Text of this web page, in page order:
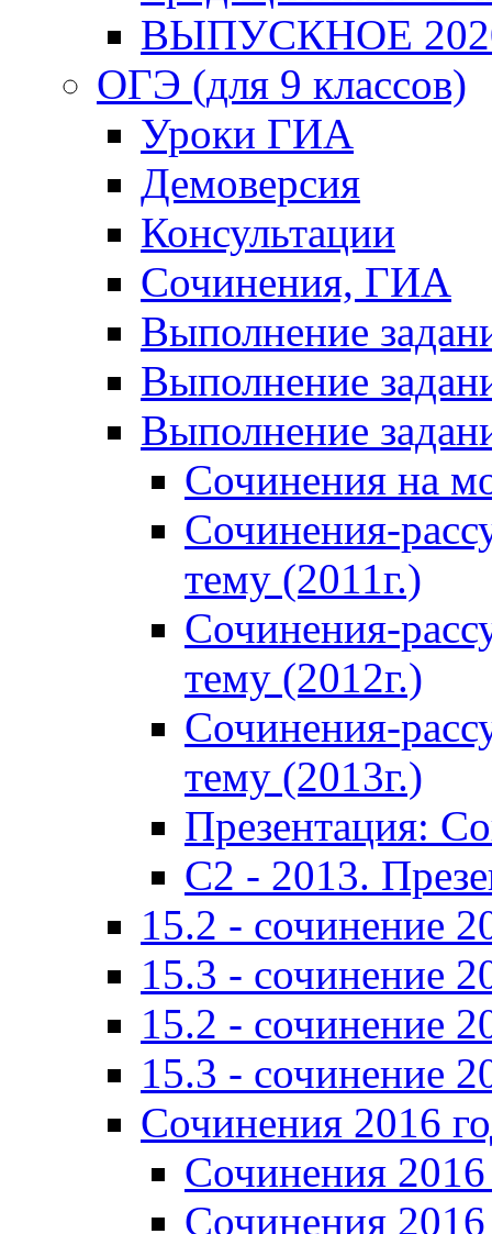
ВЫПУСКНОЕ
ОГЭ (для 9 классов)
Уроки ГИА
Демоверсия
Консультации
Сочинения, ГИА
Выполнение
Выполнение
Выполнение
Сочинения на
Сочинения-
тему (2011г.)
Сочинения-
тему (2012г.)
Сочинения-
тему (2013г.)
Презентация:
C2 - 2013.
15.2 - сочинение
15.3 - сочинение
15.2 - сочинение
15.3 - сочинение
Сочинения 2016
Сочинения
Сочинения